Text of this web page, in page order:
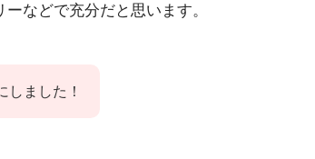
などで充分だと思います。
ました！